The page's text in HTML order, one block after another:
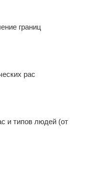
границ
рас
и типов людей (от